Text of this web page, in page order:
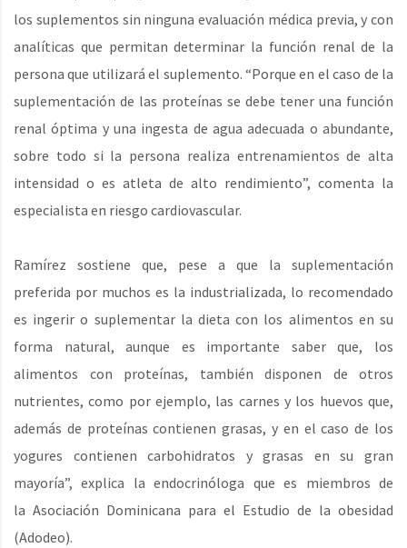
los suplementos sin ninguna evaluación médica previa, y con
analíticas que permitan determinar la función renal de la
persona que utilizará el suplemento. “Porque en el caso de la
suplementación de las proteínas se debe tener una función
renal óptima y una ingesta de agua adecuada o abundante,
sobre todo si la persona realiza entrenamientos de alta
intensidad o es atleta de alto rendimiento”, comenta la
especialista en riesgo cardiovascular.
Ramírez sostiene que, pese a que la suplementación
preferida por muchos es la industrializada, lo recomendado
es ingerir o suplementar la dieta con los alimentos en su
forma natural, aunque es importante saber que, los
alimentos con proteínas, también disponen de otros
nutrientes, como por ejemplo, las carnes y los huevos que,
además de proteínas contienen grasas, y en el caso de los
yogures contienen carbohidratos y grasas en su gran
mayoría”, explica la endocrinóloga que es miembros de
la Asociación Dominicana para el Estudio de la obesidad
(Adodeo).